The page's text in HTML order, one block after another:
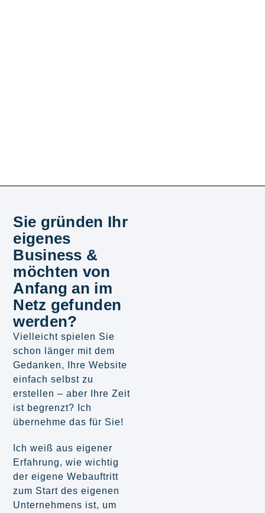
Sie gründen Ihr
eigenes
Business &
möchten von
Anfang an im
Netz gefunden
werden?
Vielleicht spielen Sie
schon länger mit dem
Gedanken, Ihre Website
einfach selbst zu
erstellen – aber Ihre Zeit
ist begrenzt? Ich
übernehme das für Sie!
Ich weiß aus eigener
Erfahrung, wie wichtig
der eigene Webauftritt
zum Start des eigenen
Unternehmens ist, um